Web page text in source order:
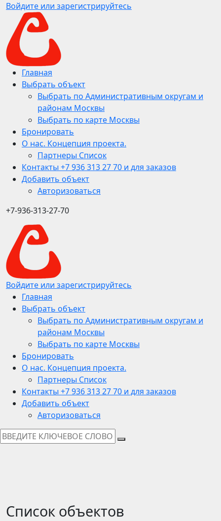
Войдите или зарегистрируйтесь
Главная
Выбрать объект
Выбрать по Административным округам и
районам Москвы
Выбрать по карте Москвы
Бронировать
О нас. Концепция проекта.
Партнеры Список
Контакты +7 936 313 27 70 и для заказов
Добавить объект
Авторизоваться
+7-936-313-27-70
Войдите или зарегистрируйтесь
Главная
Выбрать объект
Выбрать по Административным округам и
районам Москвы
Выбрать по карте Москвы
Бронировать
О нас. Концепция проекта.
Партнеры Список
Контакты +7 936 313 27 70 и для заказов
Добавить объект
Авторизоваться
Список объектов